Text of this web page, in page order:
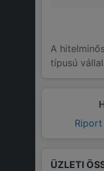
A
típusú
ÜZLETI